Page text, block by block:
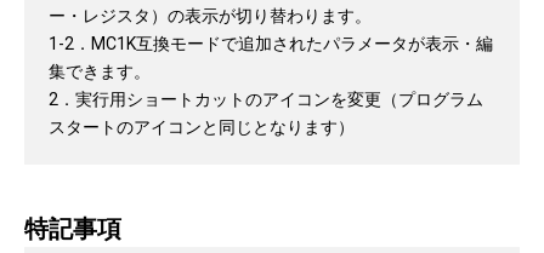
ー・レジスタ）の表示が切り替わります。
1-2．MC1K互換モードで追加されたパラメータが表示・編
集できます。
2．実行用ショートカットのアイコンを変更（プログラム
スタートのアイコンと同じとなります）
るようになります。（アドレス変換は必要です。）
特記事項